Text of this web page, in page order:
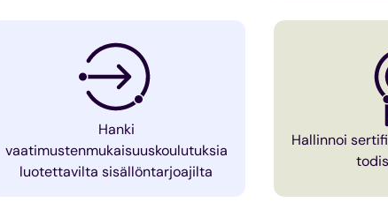
Hanki
vaatimustenmukaisuuskoulutuksia
luotettavilta sisällöntarjoajilta
Hallinnoi